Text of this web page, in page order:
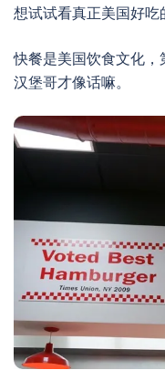
想试试看真正美国好吃
快餐是美国饮食文化
汉堡哥才像话嘛。